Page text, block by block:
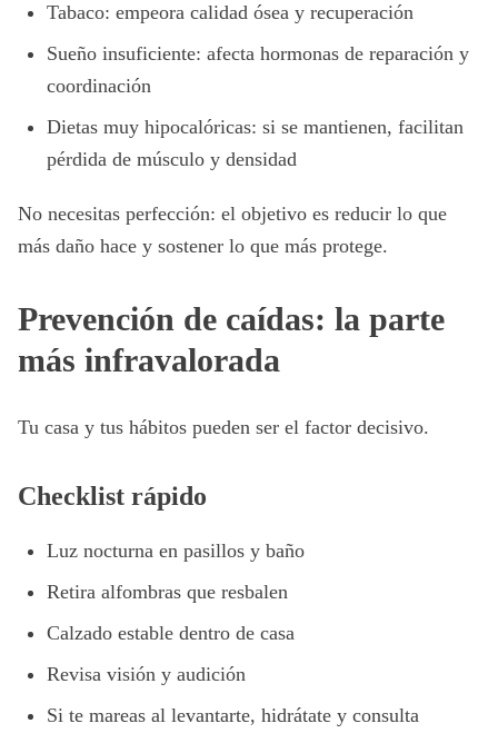
Tabaco: empeora calidad ósea y recuperación
Sueño insuficiente: afecta hormonas de reparación y
coordinación
Dietas muy hipocalóricas: si se mantienen, facilitan
pérdida de músculo y densidad
No necesitas perfección: el objetivo es reducir lo que
más daño hace y sostener lo que más protege.
Prevención de caídas: la parte
más infravalorada
Tu casa y tus hábitos pueden ser el factor decisivo.
Checklist rápido
Luz nocturna en pasillos y baño
Retira alfombras que resbalen
Calzado estable dentro de casa
Revisa visión y audición
Si te mareas al levantarte, hidrátate y consulta